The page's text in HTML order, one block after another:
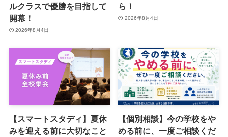
ルクラスで優勝を目指して
開幕！
2026年8月4日
ら！
2026年8月4日
【スマートスタディ】夏休
みを迎える前に大切なこと
【個別相談】今の学校をや
める前に、一度ご相談くだ